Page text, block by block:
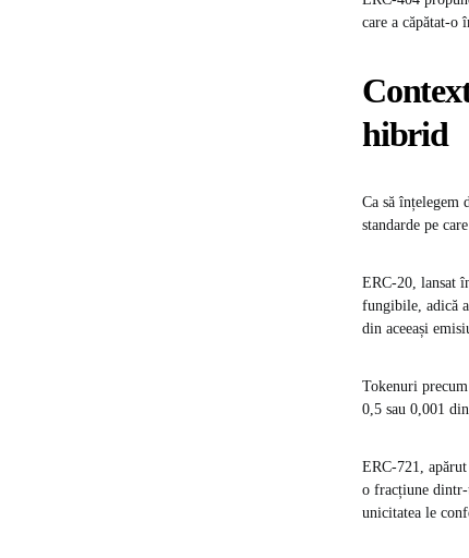
care a căpătat-o
hibrid
Ca să înțelegem
standarde pe
ERC-20, lansat
fungibile, adică
din aceeași
Tokenuri
0,5 sau 0,001
ERC-721,
o fracțiune
unicitatea le